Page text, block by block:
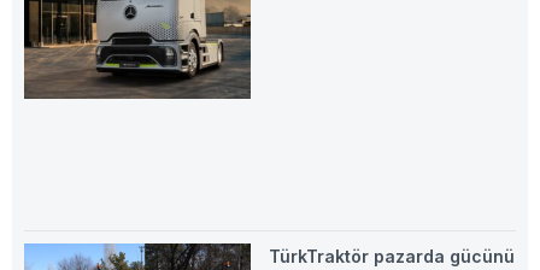
TürkTraktör pazarda gücünü